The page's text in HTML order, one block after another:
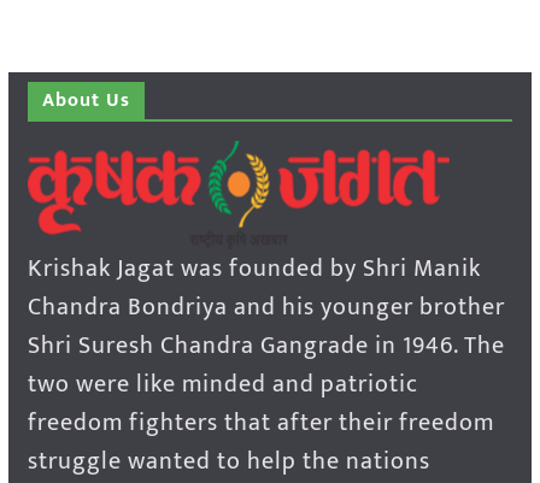
About Us
Krishak Jagat was founded by Shri Manik
Chandra Bondriya and his younger brother
Shri Suresh Chandra Gangrade in 1946. The
two were like minded and patriotic
freedom fighters that after their freedom
struggle wanted to help the nations